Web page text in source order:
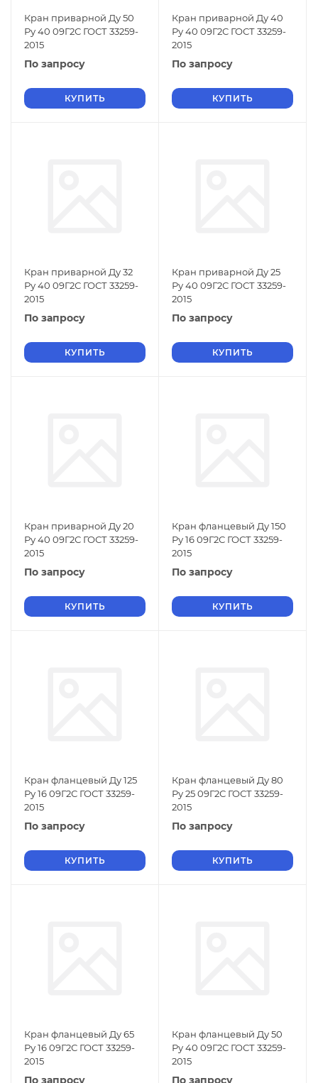
Кран приварной Ду 50
Ру 40 09Г2С ГОСТ 33259-
2015
По запросу
КУПИТЬ
Кран приварной Ду 40
Ру 40 09Г2С ГОСТ 33259-
2015
По запросу
КУПИТЬ
Кран приварной Ду 32
Ру 40 09Г2С ГОСТ 33259-
2015
По запросу
КУПИТЬ
Кран приварной Ду 25
Ру 40 09Г2С ГОСТ 33259-
2015
По запросу
КУПИТЬ
Кран приварной Ду 20
Ру 40 09Г2С ГОСТ 33259-
2015
По запросу
КУПИТЬ
Кран фланцевый Ду 150
Ру 16 09Г2С ГОСТ 33259-
2015
По запросу
КУПИТЬ
Кран фланцевый Ду 125
Ру 16 09Г2С ГОСТ 33259-
2015
По запросу
КУПИТЬ
Кран фланцевый Ду 80
Ру 25 09Г2С ГОСТ 33259-
2015
По запросу
КУПИТЬ
Кран фланцевый Ду 65
Ру 16 09Г2С ГОСТ 33259-
2015
По запросу
Кран фланцевый Ду 50
Ру 40 09Г2С ГОСТ 33259-
2015
По запросу